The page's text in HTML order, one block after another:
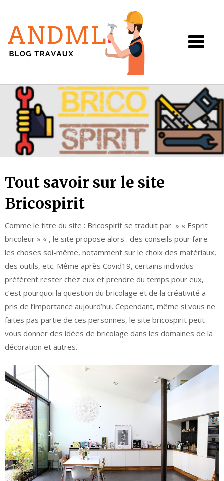
content
Tout savoir sur le site
Bricospirit
Comme le titre du site : Bricospirit se traduit par » « Esprit
bricoleur » « , le site propose alors : des conseils pour faire
les choses soi-même, notamment sur le choix des matériaux,
des outils, etc. Même après Covid19, certains individus
préfèrent rester chez eux et prendre du temps pour eux,
c’est pourquoi la question du bricolage et de la créativité a
pris de l’importance aujourd’hui. Cependant, même si vous ne
faites pas partie de ces personnes, le site bricospirit peut
vous donner des idées de bricolage dans les domaines de la
décoration et autres.